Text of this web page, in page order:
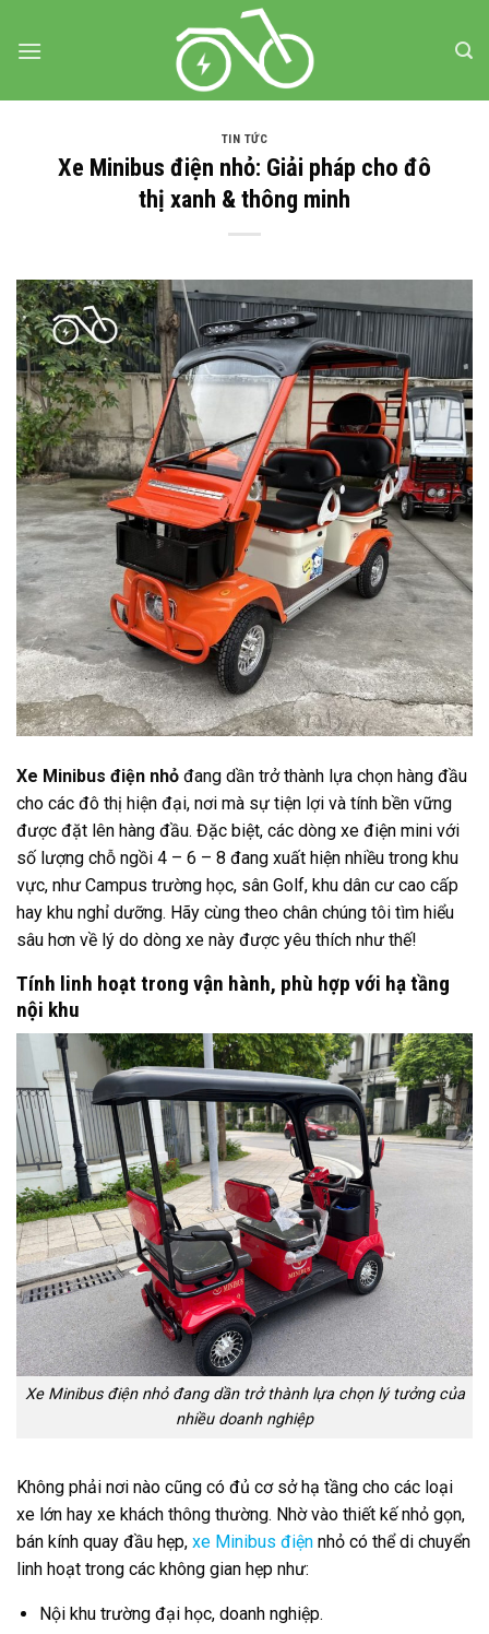
qua
TIN TỨC
Xe Minibus điện nhỏ: Giải pháp cho đô
thị xanh & thông minh
Xe Minibus điện nhỏ đang dần trở thành lựa chọn hàng đầu
cho các đô thị hiện đại, nơi mà sự tiện lợi và tính bền vững
được đặt lên hàng đầu. Đặc biệt, các dòng xe điện mini với
số lượng chỗ ngồi 4 – 6 – 8 đang xuất hiện nhiều trong khu
vực, như Campus trường học, sân Golf, khu dân cư cao cấp
hay khu nghỉ dưỡng. Hãy cùng theo chân chúng tôi tìm hiểu
sâu hơn về lý do dòng xe này được yêu thích như thế!
Tính linh hoạt trong vận hành, phù hợp với hạ tầng
nội khu
Xe Minibus điện nhỏ đang dần trở thành lựa chọn lý tưởng của
nhiều doanh nghiệp
Không phải nơi nào cũng có đủ cơ sở hạ tầng cho các loại
xe lớn hay xe khách thông thường. Nhờ vào thiết kế nhỏ gọn,
bán kính quay đầu hẹp, xe Minibus điện nhỏ có thể di chuyển
linh hoạt trong các không gian hẹp như:
Nội khu trường đại học, doanh nghiệp.